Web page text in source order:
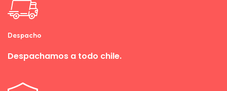
Despacho
Despachamos a todo chile.